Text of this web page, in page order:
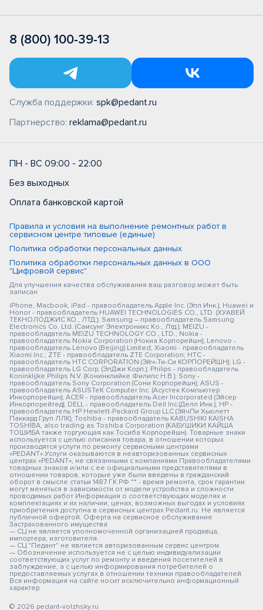
8 (800) 100-39-13
Служба поддержки: spk@pedant.ru
Партнерство: reklama@pedant.ru
ПН - ВС 09:00 - 22:00
Без выходных
Оплата банковской картой
Правила и условия на выполнение ремонтных работ в
сервисном центре типовые (единые)
Политика обработки персональных данных
Политика обработки персональных данных в ООО
"Цифровой сервис"
Для улучшения качества обслуживания ваш разговор может быть
записан
iPhone, Macbook, iPad - правообладатель Apple Inc. (Эпл Инк.); Huawei и
Honor - правообладатель HUAWEI TECHNOLOGIES CO., LTD. (ХУАВЕЙ
ТЕКНОЛОДЖИС КО., ЛТД.); Samsung – правообладатель Samsung
Electronics Co. Ltd. (Самсунг Электроникс Ко., Лтд.); MEIZU -
правообладатель MEIZU TECHNOLOGY CO., LTD.; Nokia -
правообладатель Nokia Corporation (Нокиа Корпорейшн); Lenovo -
правообладатель Lenovo (Beijing) Limited; Xiaomi - правообладатель
Xiaomi Inc.; ZTE - правообладатель ZTE Corporation; HTC -
правообладатель HTC CORPORATION (Эйч-Ти-Си КОРПОРЕЙШН); LG -
правообладатель LG Corp. (ЭлДжи Корп.); Philips - правообладатель
Koninklijke Philips N.V. (Конинклийке Филипс Н.В.); Sony -
правообладатель Sony Corporation (Сони Корпорейшн); ASUS -
правообладатель ASUSTeK Computer Inc. (Асустек Компьютер
Инкорпорейшн); ACER - правообладатель Acer Incorporated (Эйсер
Инкорпорейтед); DELL - правообладатель Dell Inc.(Делл Инк.); HP -
правообладатель HP Hewlett-Packard Group LLC (ЭйчПи Хьюлетт
Паккард Груп ЛЛК); Toshiba - правообладатель KABUSHIKI KAISHA
TOSHIBA, also trading as Toshiba Corporation (КАБУШИКИ КАЙША
ТОШИБА также торгующая как Тосиба Корпорейшн). Товарные знаки
используется с целью описания товара, в отношении которых
производятся услуги по ремонту сервисными центрами
«PEDANT».Услуги оказываются в неавторизованных сервисных
центрах «PEDANT», не связанными с компаниями Правообладателями
товарных знаков и/или с ее официальными представителями в
отношении товаров, которые уже были введены в гражданский
оборот в смысле статьи 1487 ГК РФ ** - время ремонта, срок гарантии
могут меняться в зависимости от модели устройства и сложности
проводимых работ Информация о соответствующих моделях и
комплектациях и их наличии, ценах, возможных выгодах и условиях
приобретения доступна в сервисных центрах Pedant.ru. Не является
публичной офертой. Оферта на сервисное обслуживание
Застрахованного имущества
— СЦ не является уполномоченной организацией продавца,
импортера, изготовителя.
— СЦ "Педант" не является авторизованным сервис центром.
— Обозначение используется не с целью индивидуализации
соответствующих услуг по ремонту и введения посетителей в
заблуждение, а с целью информирования потребителей о
предоставляемых услугах в отношении техники правообладателей.
Вся информация на сайте носит исключительно информационный
характер.
© 2026 pedant-volzhsky.ru